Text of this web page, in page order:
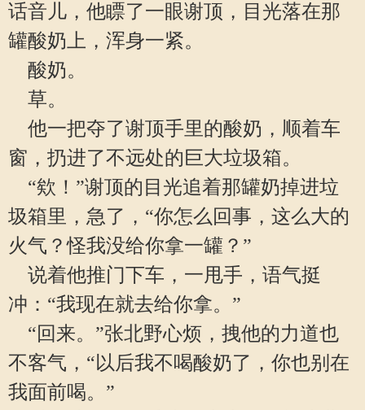
话音儿，他瞟了一眼谢顶，目光落在那
罐酸奶上，浑身一紧。
酸奶。
草。
他一把夺了谢顶手里的酸奶，顺着车
窗，扔进了不远处的巨大垃圾箱。
“欸！”谢顶的目光追着那罐奶掉进垃
圾箱里，急了，“你怎么回事，这么大的
火气？怪我没给你拿一罐？”
说着他推门下车，一甩手，语气挺
冲：“我现在就去给你拿。”
“回来。”张北野心烦，拽他的力道也
不客气，“以后我不喝酸奶了，你也别在
我面前喝。”